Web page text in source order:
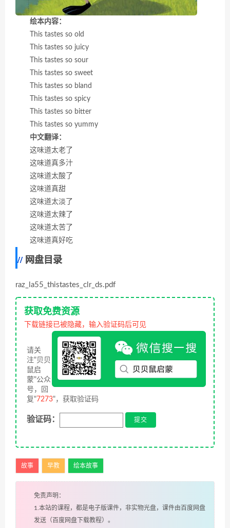
绘本内容：
This tastes so old
This tastes so juicy
This tastes so sour
This tastes so sweet
This tastes so bland
This tastes so spicy
This tastes so bitter
This tastes so yummy
中文翻译：
这味道太老了
这味道真多汁
这味道太酸了
这味道真甜
这味道太淡了
这味道太辣了
这味道太苦了
这味道真好吃
网盘目录
raz_la55_thistastes_clr_ds.pdf
获取免费资源
下载链接已被隐藏，输入验证码后可见
请关
注"贝贝
鼠启
蒙"公众
号，回
复"7273"，获取验证码
验证码：
故事 早教 绘本故事
免责声明：
1.本站的课程，都是电子版课件，非实物光盘，课件由百度网盘
发送（百度网盘下载教程）。